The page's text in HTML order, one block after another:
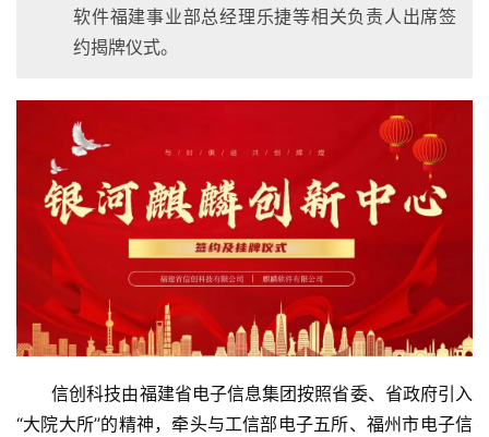
软件福建事业部总经理乐捷等相关负责人出席签
约揭牌仪式。
信创科技由福建省电子信息集团按照省委、省政府引入
“大院大所”的精神，牵头与工信部电子五所、福州市电子信